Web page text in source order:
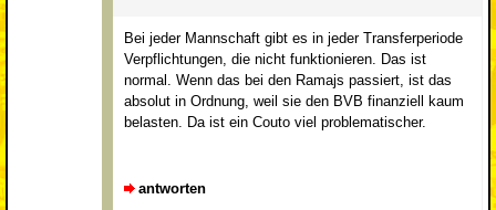
Bei jeder Mannschaft gibt es in jeder Transferperiode
Verpflichtungen, die nicht funktionieren. Das ist
normal. Wenn das bei den Ramajs passiert, ist das
absolut in Ordnung, weil sie den BVB finanziell kaum
belasten. Da ist ein Couto viel problematischer.
antworten